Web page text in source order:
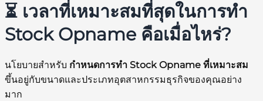
⏳ เวลาที่เหมาะสมที่สุดในการทำ
Stock Opname คือเมื่อไหร่?
นโยบายสำหรับ กำหนดการทำ Stock Opname ที่เหมาะสม
ขึ้นอยู่กับขนาดและประเภทอุตสาหกรรมธุรกิจของคุณอย่าง
มาก